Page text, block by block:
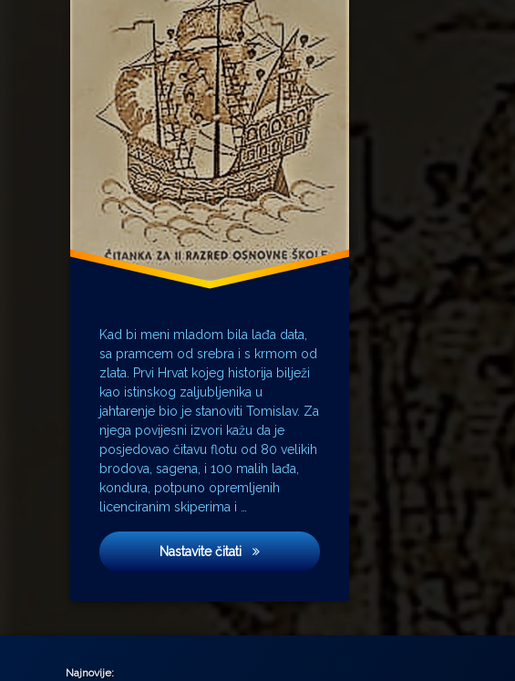
Kad bi meni mladom bila lađa data,
sa pramcem od srebra i s krmom od
zlata. Prvi Hrvat kojeg historija bilježi
kao istinskog zaljubljenika u
jahtarenje bio je stanoviti Tomislav. Za
njega povijesni izvori kažu da je
posjedovao čitavu flotu od 80 velikih
brodova, sagena, i 100 malih lađa,
kondura, potpuno opremljenih
licenciranim skiperima i …
Nastavite čitatiZlatna lađa
Najnovije: